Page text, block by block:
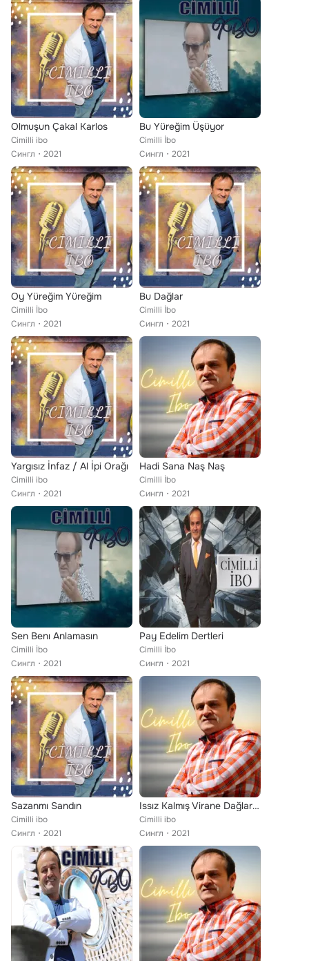
Olmuşun Çakal Karlos
Cimilli ibo
Сингл
2021
Bu Yüreğim Üşüyor
Cimilli İbo
Сингл
2021
Oy Yüreğim Yüreğim
Cimilli İbo
Сингл
2021
Bu Dağlar
Cimilli İbo
Сингл
2021
Yargısız İnfaz / Al İpi Orağı
Cimilli ibo
Сингл
2021
Hadi Sana Naş Naş
Cimilli İbo
Сингл
2021
Sen Benı Anlamasın
Cimilli İbo
Сингл
2021
Pay Edelim Dertleri
Cimilli İbo
Сингл
2021
Sazanmı Sandın
Cimilli ibo
Сингл
2021
Issız Kalmış Virane Dağlarım
Cimilli ibo
Сингл
2021